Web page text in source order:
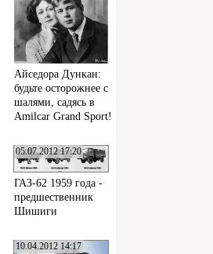
Айседора Дункан:
будьте осторожнее с
шалями, садясь в
Amilcar Grand Sport!
05.07.2012 17:20
ГАЗ-62 1959 года -
предшественник
Шишиги
10.04.2012 14:17